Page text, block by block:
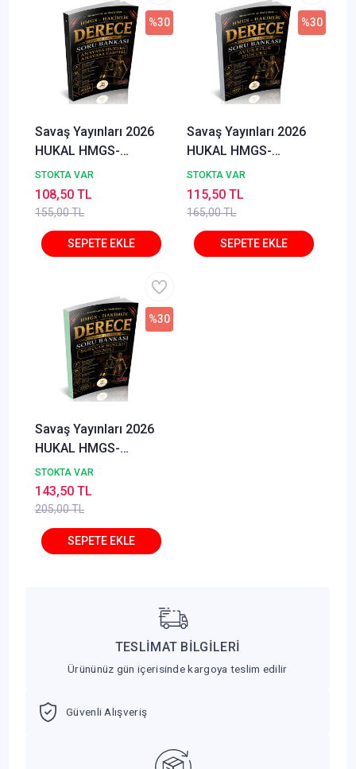
Savaş Yayınları 2026
HUKAL HMGS-
Hakimlik Derece
Anayasa Hukuku
Anayasa Yargısı Soru
Bankası Özgür Özsoy
STOKTA VAR
155,00 TL
%30
108,50 TL
Savaş Yayınları 2026
HUKAL HMGS-
Hakimlik Derece
Avukatlık Hukuku Soru
Bankası Özgür Özsoy
STOKTA VAR
165,00 TL
%30
115,50 TL
Savaş Yayınları 2026
HUKAL HMGS-
Hakimlik Derece
Borçlar Hukuku Genel
Hükümler Soru
Bankası Özgür Özsoy
STOKTA VAR
205,00 TL
%30
143,50 TL
TESLİMAT BİLGİLERİ
Ürününüz gün içerisinde kargoya teslim edilir
Güvenli Alışveriş